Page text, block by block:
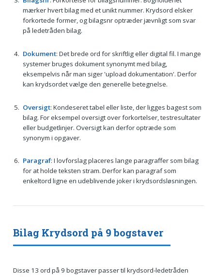
mærker hvert bilag med et unikt nummer. Krydsord elsker
forkortede former, og bilagsnr optræder jævnligt som svar
på ledetråden bilag.
Dokument: Det brede ord for skriftlig eller digital fil. I mange
systemer bruges dokument synonymt med bilag,
eksempelvis når man siger 'upload dokumentation'. Derfor
kan krydsordet vælge den generelle betegnelse.
Oversigt: Kondeseret tabel eller liste, der ligges bagest som
bilag. For eksempel oversigt over forkortelser, testresultater
eller budgetlinjer. Oversigt kan derfor optræde som
synonym i opgaver.
Paragraf: I lovforslag placeres lange paragraffer som bilag
for at holde teksten stram. Derfor kan paragraf som
enkeltord ligne en udeblivende joker i krydsordsløsningen.
Bilag Krydsord på 9 bogstaver
Disse 13 ord på 9 bogstaver passer til krydsord-ledetråden